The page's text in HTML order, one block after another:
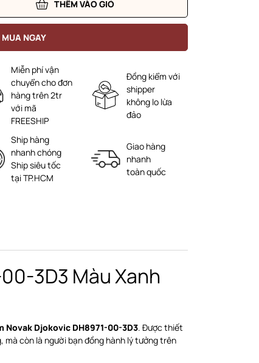
THÊM VÀO GIỎ
MUA NGAY
Miễn phí vận
chuyển cho đơn
hàng trên 2tr
với mã
FREESHIP
Đồng kiểm với
shipper
không lo lừa
đảo
Ship hàng
nhanh chóng
Ship siêu tốc
tại TP.HCM
Giao hàng
nhanh
toàn quốc
3D3 Màu Xanh
Novak Djokovic DH8971-00-3D3. Được thiết
còn là người bạn đồng hành lý tưởng trên